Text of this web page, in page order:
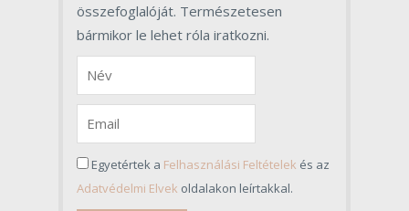
összefoglalóját. Természetesen
bármikor le lehet róla iratkozni.
Egyetértek a Felhasználási Feltételek és az
Adatvédelmi Elvek oldalakon leírtakkal.